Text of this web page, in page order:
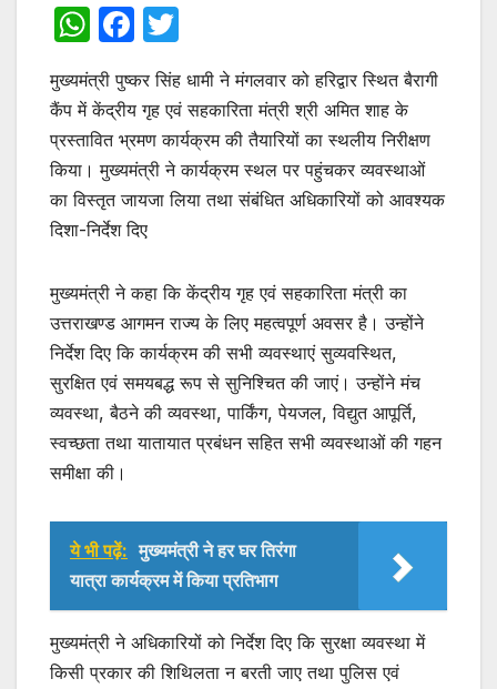
W
h
at
s
A
p
p
F
c
e
b
o
o
w
itt
er
मुख्यमंत्री पुष्कर सिंह धामी ने मंगलवार को हरिद्वार स्थित बैरागी
कैंप में केंद्रीय गृह एवं सहकारिता मंत्री श्री अमित शाह के
प्रस्तावित भ्रमण कार्यक्रम की तैयारियों का स्थलीय निरीक्षण
किया। मुख्यमंत्री ने कार्यक्रम स्थल पर पहुंचकर व्यवस्थाओं
का विस्तृत जायजा लिया तथा संबंधित अधिकारियों को आवश्यक
दिशा-निर्देश दिए
मुख्यमंत्री ने कहा कि केंद्रीय गृह एवं सहकारिता मंत्री का
उत्तराखण्ड आगमन राज्य के लिए महत्वपूर्ण अवसर है। उन्होंने
निर्देश दिए कि कार्यक्रम की सभी व्यवस्थाएं सुव्यवस्थित,
सुरक्षित एवं समयबद्ध रूप से सुनिश्चित की जाएं। उन्होंने मंच
व्यवस्था, बैठने की व्यवस्था, पार्किंग, पेयजल, विद्युत आपूर्ति,
स्वच्छता तथा यातायात प्रबंधन सहित सभी व्यवस्थाओं की गहन
समीक्षा की।
ये भी पढ़ें: मुख्यमंत्री ने हर घर तिरंगा
यात्रा कार्यक्रम में किया प्रतिभाग
मुख्यमंत्री ने अधिकारियों को निर्देश दिए कि सुरक्षा व्यवस्था में
किसी प्रकार की शिथिलता न बरती जाए तथा पुलिस एवं